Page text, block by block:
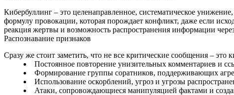
Кибербуллинг – это целенаправленное, систематическое
формулу провокации, которая порождает конфликт, даже если
реакция жертвы и возможность распространения информации
Распознавание признаков
Сразу же стоит заметить, что не все критические сообщения –
Постоянное повторение унизительных комментариев и
Формирование группы соратников, поддерживающих
Использование оскорблений, угроз и угрозы
Атаки, сопровождающиеся манипуляцией фактами и